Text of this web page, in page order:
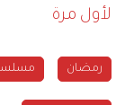
لأول مرة
رمضان